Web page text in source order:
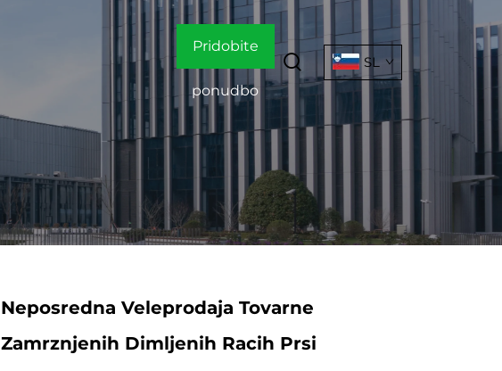
Pridobite
ponudbo
SL
Neposredna Veleprodaja Tovarne
Zamrznjenih Dimljenih Racih Prsi